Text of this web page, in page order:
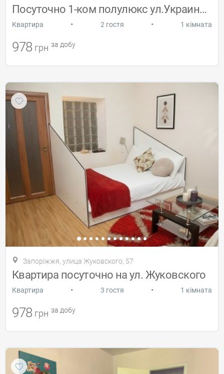
Посуточно 1-ком полулюкс ул.Украинская
Квартира • 2 гостя • 1 кімната
978 грн за добу
Запоріжжя, улица Жуковского, 57
Квартира посуточно на ул. Жуковского
Квартира • 3 гостя • 1 кімната
978 грн за добу